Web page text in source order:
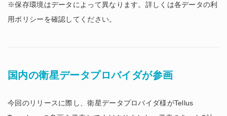
※保存環境はデータによって異なります。詳しくは各データの利
用ポリシーを確認してください。
国内の衛星データプロバイダが参画
今回のリリースに際し、衛星データプロバイダ様がTellus